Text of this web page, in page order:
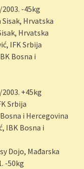
-45kg
Hrvatska
Hrvatska
IFK Srbija
Bosna i
+45kg
Srbija
i Hercegovina
IBK Bosna i
Dojo, Mađarska
-50kg